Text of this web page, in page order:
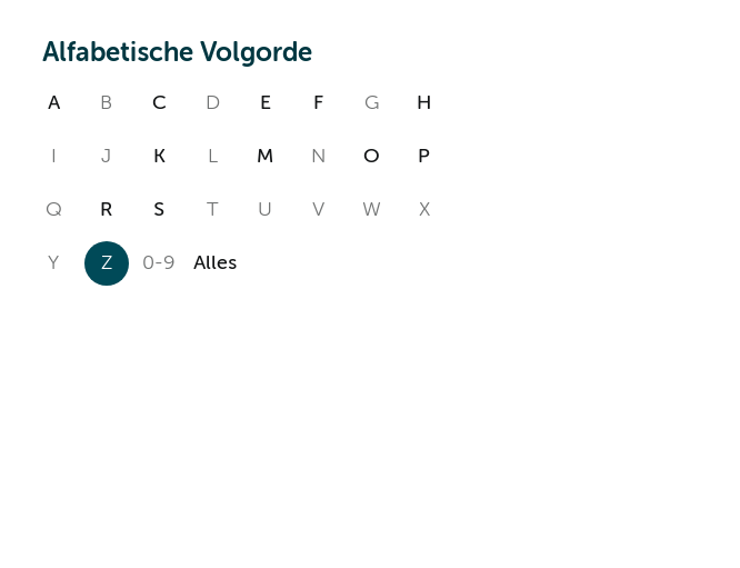
Alfabetische Volgorde
A B C D E F G H
J K L M N O P
Q R S T U V W X
Y Z 0-9 Alles